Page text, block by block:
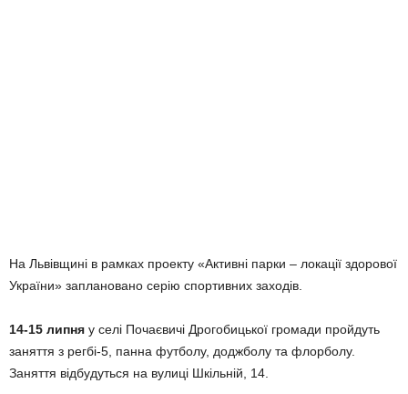
На Львівщині в рамках проекту «Активні парки – локації здорової
України» заплановано серію спортивних заходів.
14-15 липня у селі Почаєвичі Дрогобицької громади пройдуть
заняття з регбі-5, панна футболу, доджболу та флорболу.
Заняття відбудуться на вулиці Шкільній, 14.